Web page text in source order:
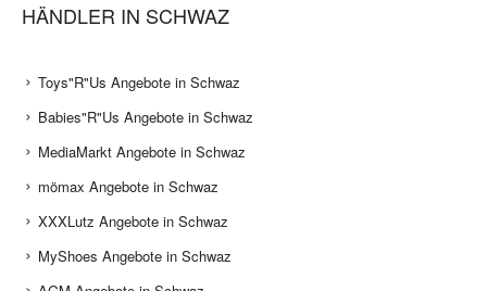
HÄNDLER IN SCHWAZ
Toys"R"Us Angebote in Schwaz
Babies"R"Us Angebote in Schwaz
MediaMarkt Angebote in Schwaz
mömax Angebote in Schwaz
XXXLutz Angebote in Schwaz
MyShoes Angebote in Schwaz